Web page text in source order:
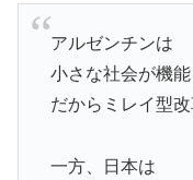
アルゼンチンは
小さな社会が機能
だからミレイ型改
一方、日本は